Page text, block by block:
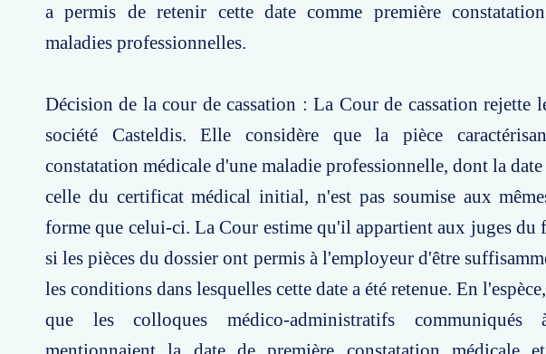
a permis de retenir cette date comme première
maladies professionnelles.
Décision de la cour de cassation : La Cour de cassation rejette
société Casteldis. Elle considère que la pièce
constatation médicale d'une maladie professionnelle, dont la date
celle du certificat médical initial, n'est pas soumise aux
forme que celui-ci. La Cour estime qu'il appartient aux juges du
si les pièces du dossier ont permis à l'employeur d'être
les conditions dans lesquelles cette date a été retenue. En
que les colloques médico-administratifs communiqués